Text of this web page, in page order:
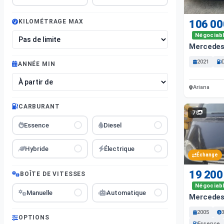
KILOMÉTRAGE MAX
ANNÉE MIN
CARBURANT
Essence Diesel
Hybride Électrique
BOÎTE DE VITESSES
Manuelle Automatique
OPTIONS
106
2021
Ariana
7
Échange
19 200
2005